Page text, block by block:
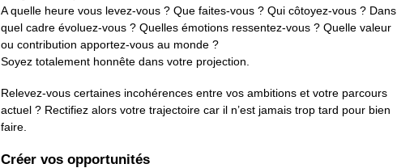
A quelle heure vous levez-vous ? Que faites-vous ? Qui côtoyez-vous ? Dans
quel cadre évoluez-vous ? Quelles émotions ressentez-vous ? Quelle valeur
ou contribution apportez-vous au monde ?
Soyez totalement honnête dans votre projection.
Relevez-vous certaines incohérences entre vos ambitions et votre parcours
actuel ? Rectifiez alors votre trajectoire car il n’est jamais trop tard pour bien
faire.
Créer vos opportunités